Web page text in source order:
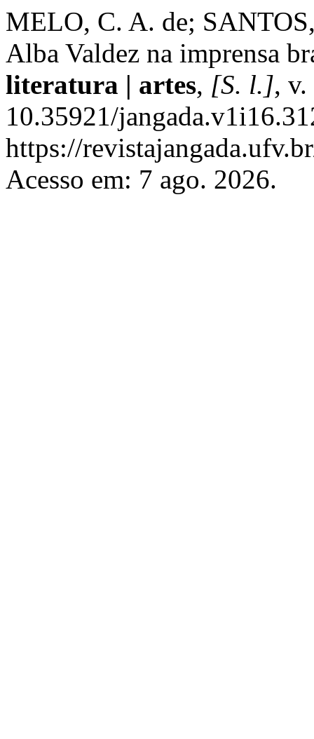
MELO, C. A. de;
Alba Valdez na imprensa
literatura | artes, [S. l.],
10.35921/
https://
Acesso em: 7 ago. 2026.